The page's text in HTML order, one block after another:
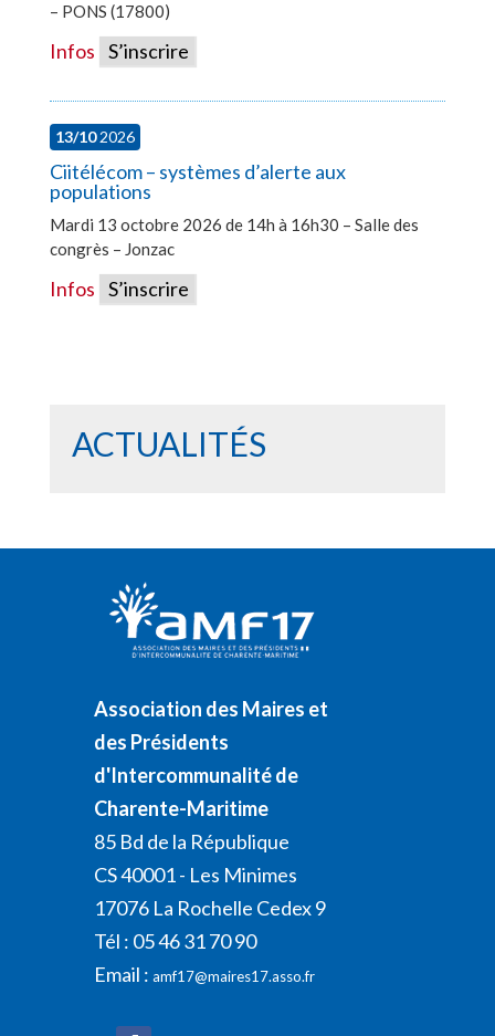
– PONS (17800)
Infos S’inscrire
13/102026
Ciitélécom – systèmes d’alerte aux
populations
Mardi 13 octobre 2026 de 14h à 16h30 – Salle des
congrès – Jonzac
Infos S’inscrire
ACTUALITÉS
Association des Maires et
des Présidents
d'Intercommunalité de
Charente-Maritime
85 Bd de la République
CS 40001 - Les Minimes
17076 La Rochelle Cedex 9
Tél : 05 46 31 70 90
Email : amf17@maires17.asso.fr